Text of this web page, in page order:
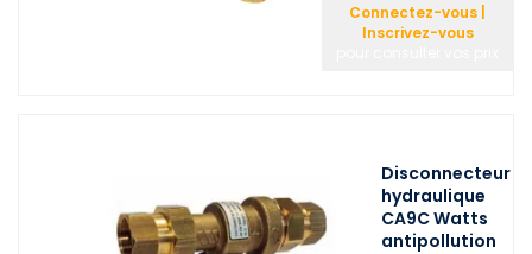
Connectez-vous |
Inscrivez-vous
Disconnecteur
hydraulique
CA9C Watts
antipollution